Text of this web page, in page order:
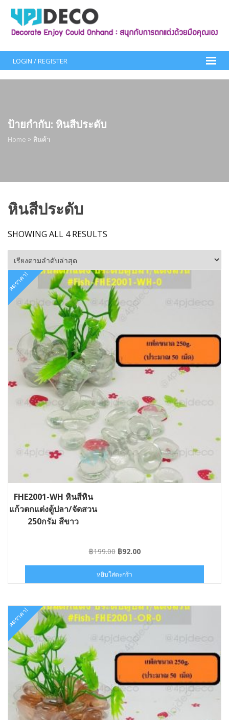
content
LOGIN / REGISTER
ป้ายกำกับ: หินสีประดับ
Home > สินค้า
หินสีประดับ
SHOWING ALL 4 RESULTS
ลดราคา!
FHE2001-WH หินสีหิน
แก้วตกแต่งตู้ปลา/จัดสวน
250กรัม สีขาว
฿199.00 Original
was:
฿199.00.
฿92.00Current
฿92.00.
หยิบใส่ตะกร้า
ลดราคา!